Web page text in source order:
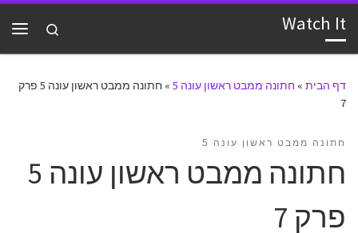
דלג לתוכן Watch It
Search
דף הבית » חתונה ממבט ראשון עונה 5 »
חתונה ממבט ראשון עונה 5 פרק
7
חתונה ממבט ראשון עונה 5
חתונה ממבט ראשון עונה 5
פרק 7